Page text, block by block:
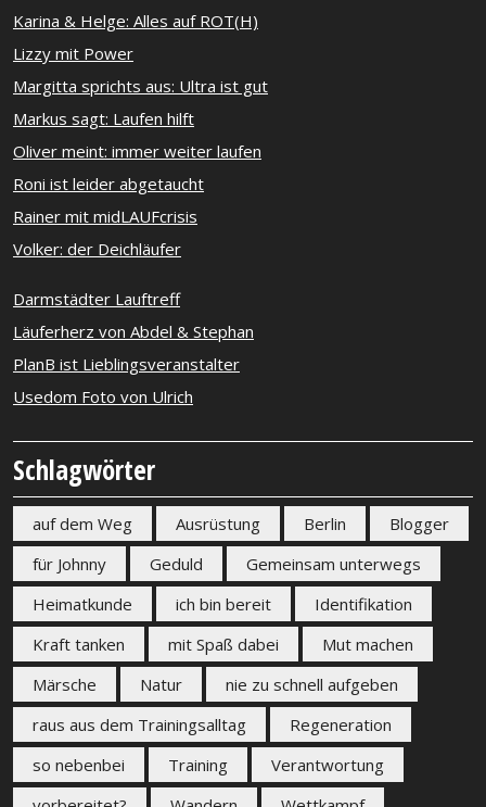
Karina & Helge: Alles auf ROT(H)
Lizzy mit Power
Margitta sprichts aus: Ultra ist gut
Markus sagt: Laufen hilft
Oliver meint: immer weiter laufen
Roni ist leider abgetaucht
Rainer mit midLAUFcrisis
Volker: der Deichläufer
Darmstädter Lauftreff
Läuferherz von Abdel & Stephan
PlanB ist Lieblingsveranstalter
Usedom Foto von Ulrich
Schlagwörter
auf dem Weg Ausrüstung Berlin
Blogger
für Johnny
Geduld
Gemeinsam unterwegs
Heimatkunde
ich bin bereit
Identifikation
Kraft tanken
mit Spaß dabei
Mut machen
Märsche
Natur
nie zu schnell aufgeben
raus aus dem Trainingsalltag
Regeneration
so nebenbei
Training
Verantwortung